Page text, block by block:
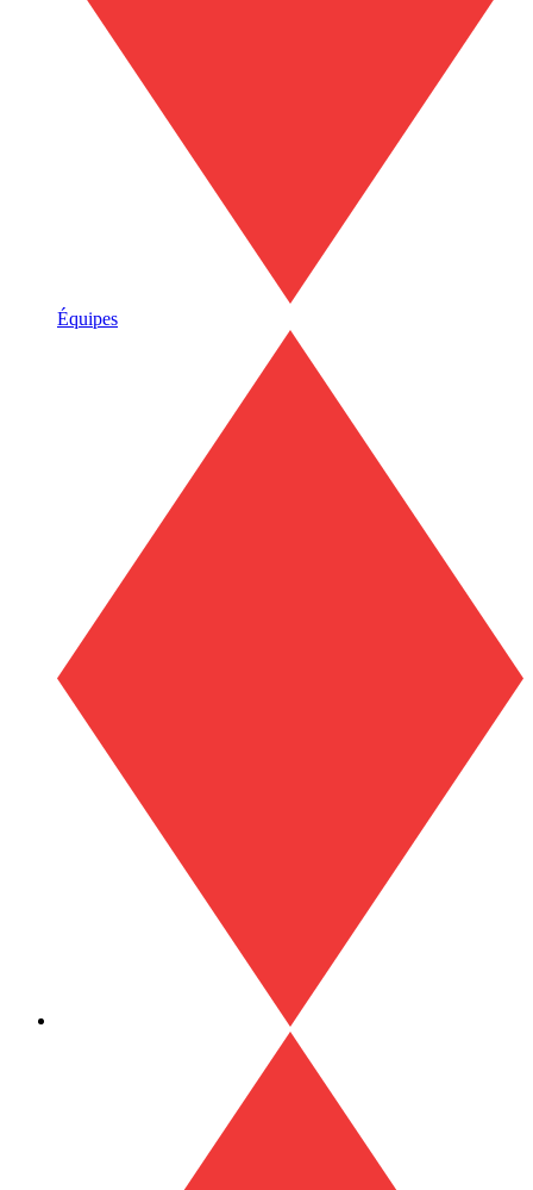
Équipes